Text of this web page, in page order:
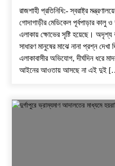
রাজশাহী প্রতিনিধি:- স্বরাষ্ট্র
গোদাগাড়ীর মেডিকেল পূর্বপাড়ার কালু
এলাকায় ক্ষোভের সৃষ্টি হয়েছে। অদৃশ্য
সাধারণ মানুষের মাঝে নানা প্রশ্ন
এলাকাবাসীর অভিযোগ, দীর্ঘদিন ধরে
আইনের আওতায় আসছে না এই দুই